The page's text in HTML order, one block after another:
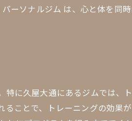
ーソナルジム は、心と体を同
に久屋大通にあるジムでは、
ことで、トレーニングの効果